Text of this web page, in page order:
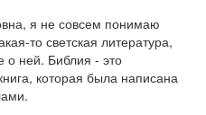
я не совсем понимаю
то светская литература,
о ней. Библия - это
которая была написана